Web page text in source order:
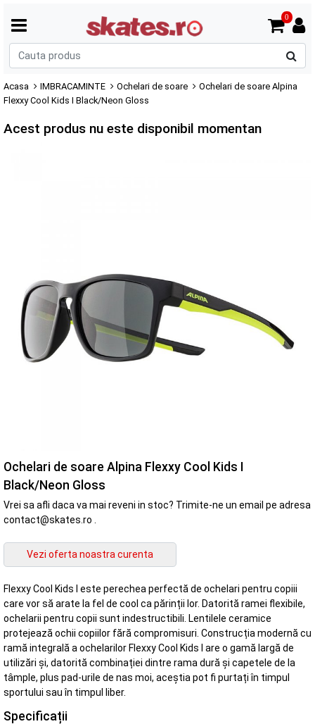
0
Acasa IMBRACAMINTE Ochelari de soare
Ochelari de soare Alpina
Flexxy Cool Kids I Black/Neon Gloss
Acest produs nu este disponibil momentan
Ochelari de soare Alpina Flexxy Cool Kids I
Black/Neon Gloss
Vrei sa afli daca va mai reveni in stoc? Trimite-ne un email pe adresa
contact@skates.ro .
Flexxy Cool Kids I este perechea perfectă de ochelari pentru copiii
care vor să arate la fel de cool ca părinții lor. Datorită ramei flexibile,
ochelarii pentru copii sunt indestructibili. Lentilele ceramice
protejează ochii copiilor fără compromisuri. Construcția modernă cu
ramă integrală a ochelarilor Flexxy Cool Kids I are o gamă largă de
utilizări și, datorită combinației dintre rama dură și capetele de la
tâmple, plus pad-urile de nas moi, aceștia pot fi purtați în timpul
sportului sau în timpul liber.
Specificații